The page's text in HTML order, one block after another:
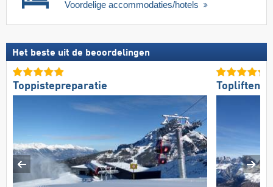
Voordelige accommodaties/hotels
Het beste uit de beoordelingen
Toppistepreparatie Topliften